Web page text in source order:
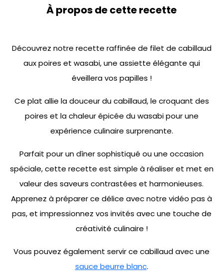
Découvrez notre recette raffinée de filet de cabillaud
aux poires et wasabi, une assiette élégante qui
éveillera vos papilles !
Ce plat allie la douceur du cabillaud, le croquant des
poires et la chaleur épicée du wasabi pour une
expérience culinaire surprenante.
Parfait pour un dîner sophistiqué ou une occasion
spéciale, cette recette est simple à réaliser et met en
valeur des saveurs contrastées et harmonieuses.
Apprenez à préparer ce délice avec notre vidéo pas à
pas, et impressionnez vos invités avec une touche de
créativité culinaire !
Vous pouvez également servir ce cabillaud avec une
sauce beurre blanc.
À propos de cette recette